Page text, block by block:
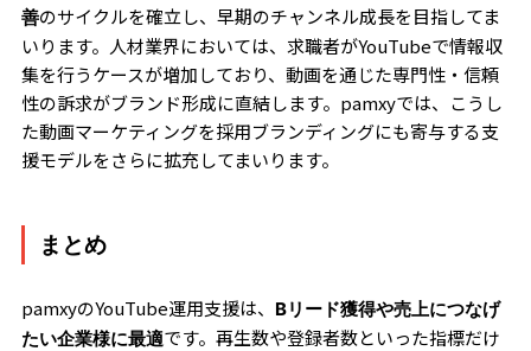
善のサイクルを確立し、早期のチャンネル成長を目指してま
いります。人材業界においては、求職者がYouTubeで情報収
集を行うケースが増加しており、動画を通じた専門性・信頼
性の訴求がブランド形成に直結します。pamxyでは、こうし
た動画マーケティングを採用ブランディングにも寄与する支
援モデルをさらに拡充してまいります。
まとめ
pamxyのYouTube運用支援は、
Bリード獲得や売上につなげ
たい企業様に最適です。再生数や登録者数といった指標だけ